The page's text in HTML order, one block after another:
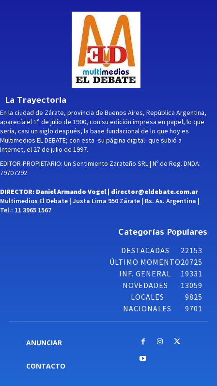
La Trayectoria
En la ciudad de Zárate, provincia de Buenos Aires, República Argentina,
aparecía el 1° de julio de 1900, con su edición impresa en papel, lo que
sería, casi un siglo después, la base fundacional de lo que hoy es
Multimedios EL DEBATE; con esta -su página digital- que subió a
Internet, el 27 de julio de 1997.
EDITOR-PROPIETARIO: Un Sentimiento Zarateño SRL | Nº de Reg. DNDA:
79707292
DIRECTOR: Daniel Armando Vogel | director@eldebate.com.ar
Multimedios El Debate | Justa Lima 950 Zárate | Bs. As. Argentina |
Tel.: 11 3965 1567
Categorías Populares
DESTACADAS
22153
ÚLTIMO MOMENTO20725
INF. GENERAL
19331
NOVEDADES
13059
LOCALES
9825
NACIONALES
9701
ANUNCIAR
CONTACTO